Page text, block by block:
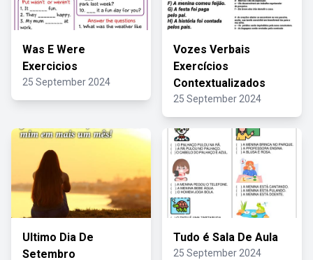
Was E Were
Exercicios
25 September 2024
Vozes Verbais
Exercícios
Contextualizados
25 September 2024
Ultimo Dia De
Setembro
Tudo é Sala De Aula
25 September 2024